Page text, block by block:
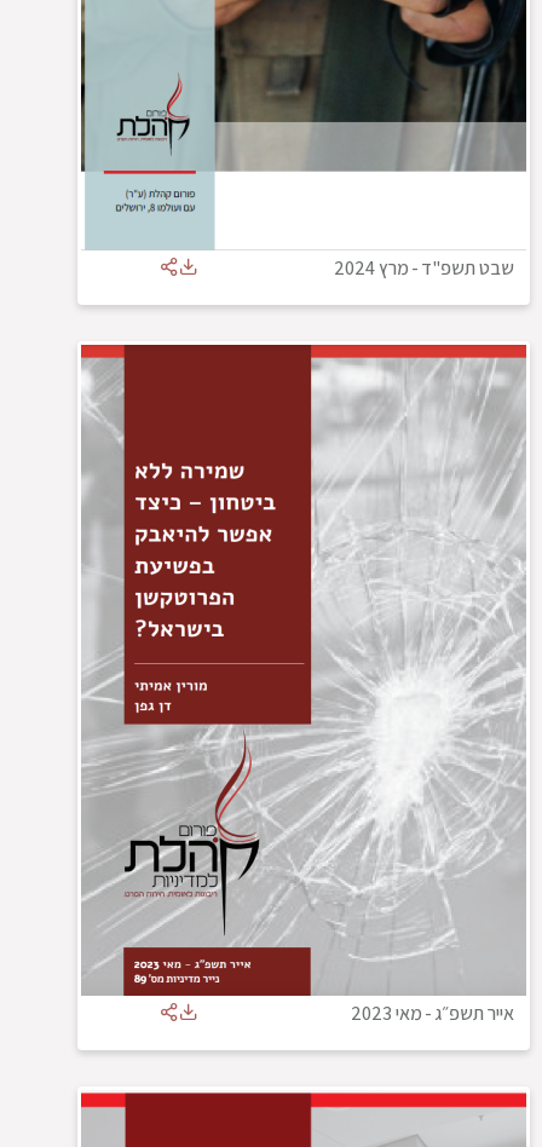
שבט תשפ"ד-מרץ 2024
אייר תשפ״ג-מאי 2023